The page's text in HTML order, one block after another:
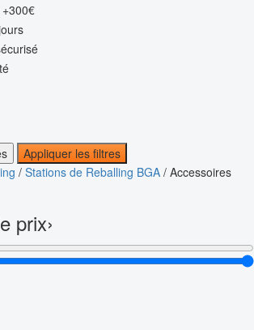
Appliquer les filtres
/ Stations de Reballing BGA / Accessoires
prix›